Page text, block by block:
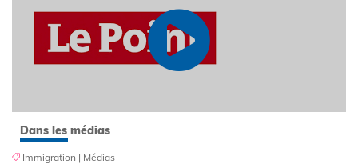
Dans les médias
Immigration | Médias